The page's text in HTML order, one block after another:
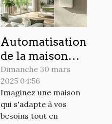
Automatisation
de la maison
économies et
confort grâce
aux systèmes
domotiques
Dimanche 30 mars
2025 04:56
Imaginez une maison
qui s'adapte à vos
besoins tout en